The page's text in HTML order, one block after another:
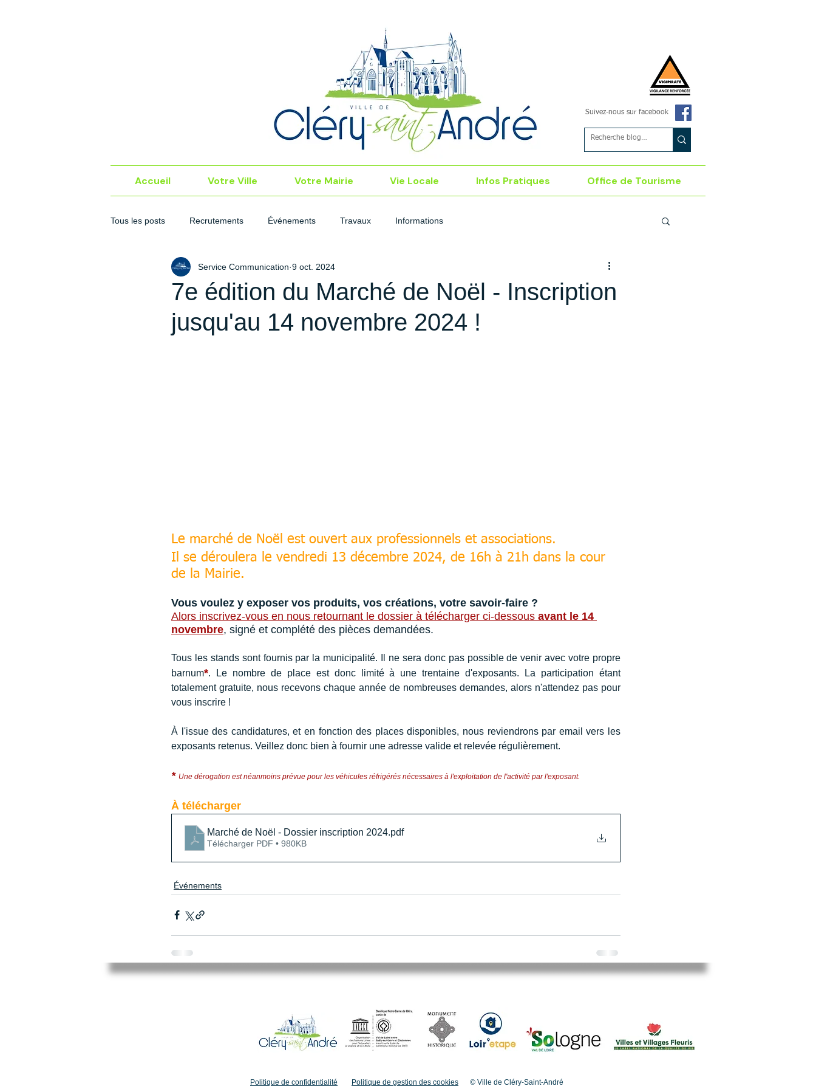
Suivez-nous sur facebook
Accueil Votre Ville Votre Mairie Vie Locale Infos Pratiques Office de Tourisme
Tous les posts Recrutements Événements Travaux Informations
7e édition du Marché de Noël - Inscription
jusqu'au 14 novembre 2024 !
Service Communication 9 oct. 2024
Le marché de Noël est ouvert aux professionnels et associations.
Il se déroulera le vendredi 13 décembre 2024, de 16h à 21h dans la cour
de la Mairie.
Vous voulez y exposer vos produits, vos créations, votre savoir-faire ?
Alors inscrivez-vous en nous retournant le dossier à télécharger ci-dessous avant le 14
novembre, signé et complété des pièces demandées.
Tous les stands sont fournis par la municipalité. Il ne sera donc pas possible de venir avec votre propre
barnum*. Le nombre de place est donc limité à une trentaine d'exposants. La participation étant
totalement gratuite, nous recevons chaque année de nombreuses demandes, alors n'attendez pas pour
vous inscrire !
À l'issue des candidatures, et en fonction des places disponibles, nous reviendrons par email vers les
exposants retenus. Veillez donc bien à fournir une adresse valide et relevée régulièrement.
* Une dérogation est néanmoins prévue pour les véhicules réfrigérés nécessaires à l'exploitation de l'activité par l'exposant.
À télécharger
Marché de Noël - Dossier inscription 2024.pdf
Télécharger PDF • 980KB
Événements
Politique de confidentialité Politique de gestion des cookies © Ville de Cléry-Saint-André